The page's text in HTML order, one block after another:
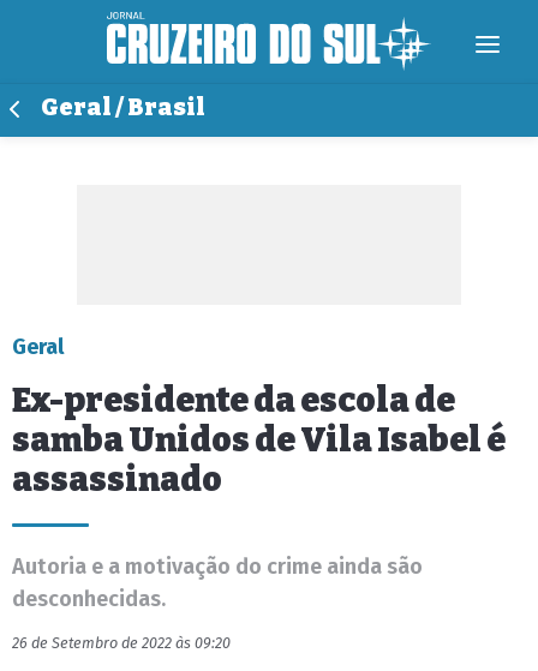
Geral / Brasil
Geral
Ex-presidente da escola de
samba Unidos de Vila Isabel é
assassinado
Autoria e a motivação do crime ainda são
desconhecidas.
26 de Setembro de 2022 às 09:20